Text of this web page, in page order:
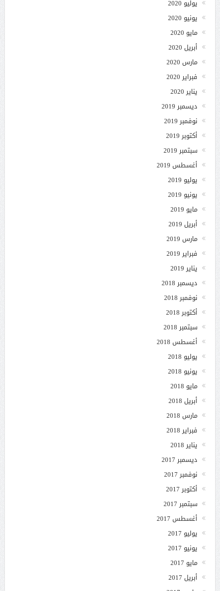
يوليو 2020
يونيو 2020
مايو 2020
أبريل 2020
مارس 2020
فبراير 2020
يناير 2020
ديسمبر 2019
نوفمبر 2019
أكتوبر 2019
سبتمبر 2019
أغسطس 2019
يوليو 2019
يونيو 2019
مايو 2019
أبريل 2019
مارس 2019
فبراير 2019
يناير 2019
ديسمبر 2018
نوفمبر 2018
أكتوبر 2018
سبتمبر 2018
أغسطس 2018
يوليو 2018
يونيو 2018
مايو 2018
أبريل 2018
مارس 2018
فبراير 2018
يناير 2018
ديسمبر 2017
نوفمبر 2017
أكتوبر 2017
سبتمبر 2017
أغسطس 2017
يوليو 2017
يونيو 2017
مايو 2017
أبريل 2017